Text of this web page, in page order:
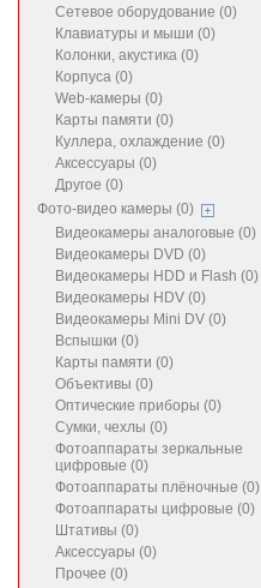
Сетевое оборудование (0)
Клавиатуры и мыши (0)
Колонки, акустика (0)
Корпуса (0)
Web-камеры (0)
Карты памяти (0)
Куллера, охлаждение (0)
Аксессуары (0)
Другое (0)
Фото-видео камеры (0)
Видеокамеры аналоговые (0)
Видеокамеры DVD (0)
Видеокамеры HDD и Flash (0)
Видеокамеры HDV (0)
Видеокамеры Mini DV (0)
Вспышки (0)
Карты памяти (0)
Объективы (0)
Оптические приборы (0)
Сумки, чехлы (0)
Фотоаппараты зеркальные
цифровые (0)
Фотоаппараты плёночные (0)
Фотоаппараты цифровые (0)
Штативы (0)
Аксессуары (0)
Прочее (0)